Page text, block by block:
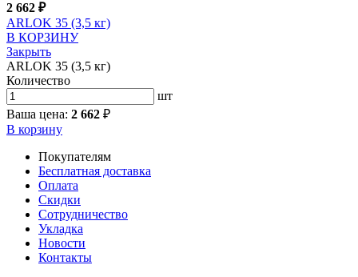
2 662 ₽
ARLOK 35 (3,5 кг)
В КОРЗИНУ
Закрыть
ARLOK 35 (3,5 кг)
Количество
шт
Ваша цена: 2 662 ₽
В корзину
Покупателям
Бесплатная доставка
Оплата
Скидки
Сотрудничество
Укладка
Новости
Контакты